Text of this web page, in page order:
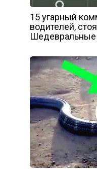
15 угарный
водителей,